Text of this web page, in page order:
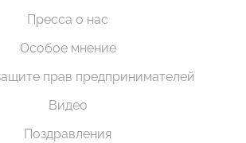
Пресса о нас
Особое мнение
прав предпринимателей
Видео
Поздравления